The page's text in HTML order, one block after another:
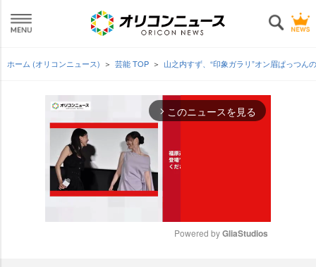
ホーム (オリコンニュース) 芸能 TOP 山之内すず、“印象ガラリ”オン眉ぱっつ
arrow_forward_ios このニュースを見る
Powered by GliaStudios